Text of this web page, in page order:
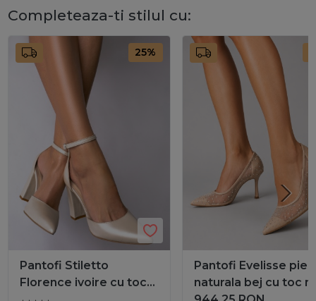
Completeaza-ti stilul cu:
25%
Pantofi Stiletto
Florence ivoire cu toc
Pantofi Evelisse
naturala bej cu toc